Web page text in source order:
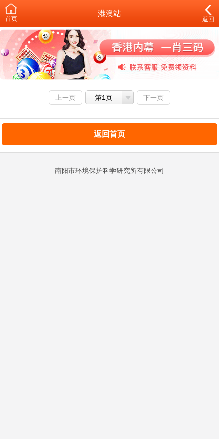
首页
港澳站
返回
上一页 第1页 下一页
返回首页
南阳市环境保护科学研究所有限公司